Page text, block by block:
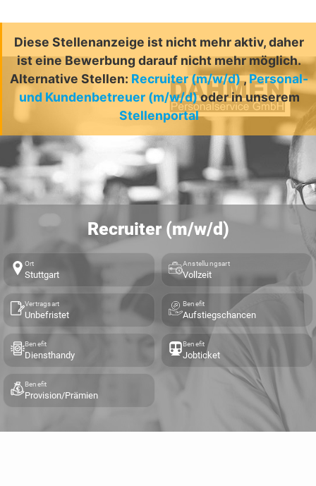
Diese Stellenanzeige ist nicht mehr aktiv, daher
ist eine Bewerbung darauf nicht mehr möglich.
Alternative Stellen: Recruiter (m/w/d),Personal-
und Kundenbetreuer (m/w/d)oder in unserem
Stellenportal
Recruiter (m/w/d)
Ort
Stuttgart
Anstellungsart
Vollzeit
Vertragsart
Unbefristet
Benefit
Aufstiegschancen
Benefit
Diensthandy
Benefit
Jobticket
Benefit
Provision/Prämien